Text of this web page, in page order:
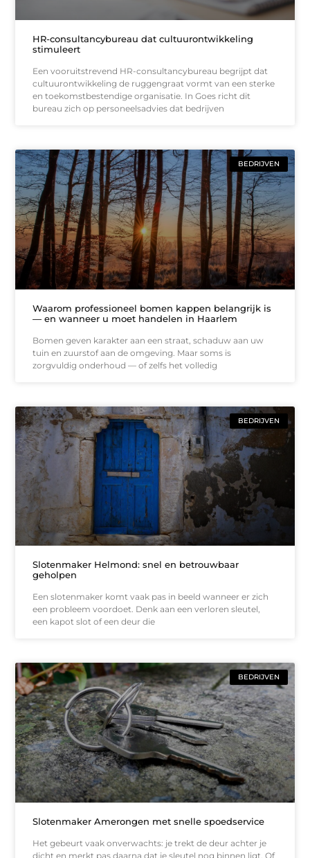
HR-consultancybureau dat cultuurontwikkeling
stimuleert
Een vooruitstrevend HR-consultancybureau begrijpt dat
cultuurontwikkeling de ruggengraat vormt van een sterke
en toekomstbestendige organisatie. In Goes richt dit
bureau zich op personeelsadvies dat bedrijven
BEDRIJVEN
Waarom professioneel bomen kappen belangrijk is
— en wanneer u moet handelen in Haarlem
Bomen geven karakter aan een straat, schaduw aan uw
tuin en zuurstof aan de omgeving. Maar soms is
zorgvuldig onderhoud — of zelfs het volledig
BEDRIJVEN
Slotenmaker Helmond: snel en betrouwbaar
geholpen
Een slotenmaker komt vaak pas in beeld wanneer er zich
een probleem voordoet. Denk aan een verloren sleutel,
een kapot slot of een deur die
BEDRIJVEN
Slotenmaker Amerongen met snelle spoedservice
Het gebeurt vaak onverwachts: je trekt de deur achter je
dicht en merkt pas daarna dat je sleutel nog binnen ligt. Of